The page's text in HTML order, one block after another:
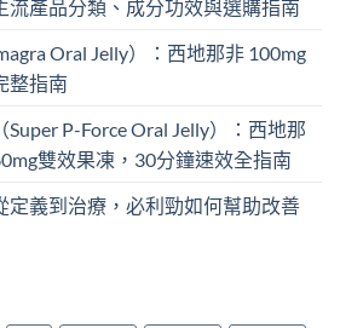
流產品分類、成分功效與選購指南
Oral Jelly）：西地那非 100mg​
整指南
P-Force Oral Jelly）：西地那
雙效果凍，30分鐘速效全指南
定義到治療，必利勁如何幫助改善